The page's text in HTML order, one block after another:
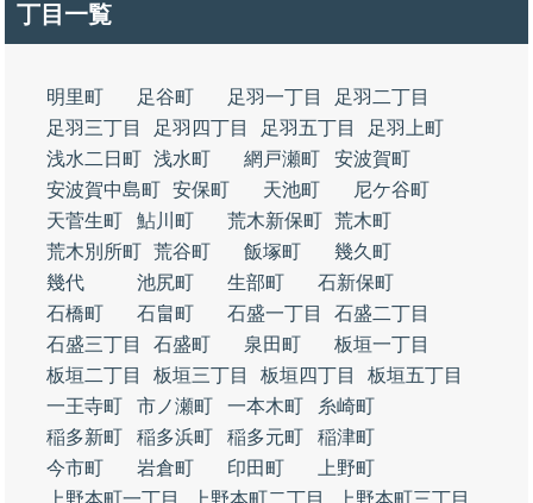
丁目一覧
明里町 足谷町 足羽一丁目
足羽二丁目
足羽三丁目
足羽四丁目 足羽五丁目
足羽上町
浅水二日町 浅水町 網戸瀬町
安波賀町
安波賀中島町 安保町 天池町
尼ケ谷町
天菅生町
鮎川町 荒木新保町 荒木町
荒木別所町 荒谷町 飯塚町
幾久町
幾代
池尻町 生部町
石新保町
石橋町
石畠町 石盛一丁目
石盛二丁目
石盛三丁目
石盛町 泉田町
板垣一丁目
板垣二丁目
板垣三丁目 板垣四丁目
板垣五丁目
一王寺町
市ノ瀬町 一本木町
糸崎町
稲多新町
稲多浜町 稲多元町
稲津町
今市町
岩倉町 印田町
上野町
上野本町一丁目
上野本町二丁目 上野本町三丁目